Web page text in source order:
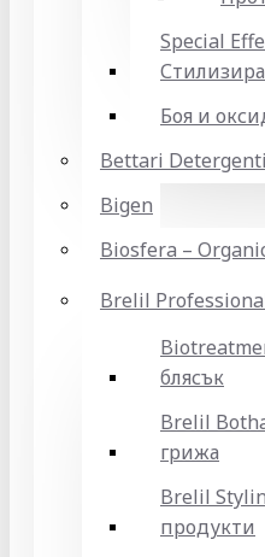
Special
Боя и
Bettari Detergenti
Bigen
Biosfera –
Brelil
блясък
Brelil
грижа
Brelil
продукти